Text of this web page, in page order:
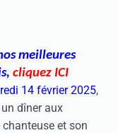
meilleures
, cliquez ICI
14 février 2025,
dîner aux
et son